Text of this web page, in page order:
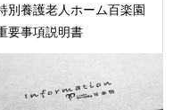
別養護老人ホーム百楽園
要事項説明書